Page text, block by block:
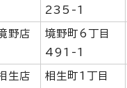
235-1
野店
境野町6丁目
491-1
生店
相生町1丁目